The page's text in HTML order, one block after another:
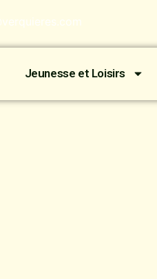
Jeunesse et Loisirs